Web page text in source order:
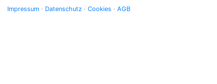
Impressum · Datenschutz · Cookies · AGB